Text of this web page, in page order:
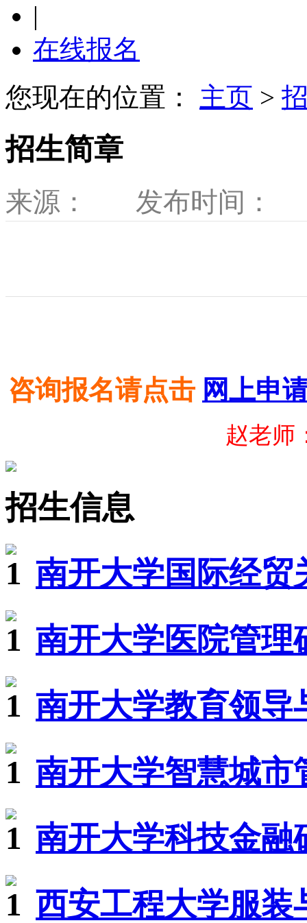
|
在线报名
您现在的位置：
主页 >
招生简章
来源： 发布时间：
咨询报名请点击 网上申
赵老师
招生信息
南开大学国际经贸
南开大学医院管理
南开大学教育领导
南开大学智慧城市
南开大学科技金融
西安工程大学服装